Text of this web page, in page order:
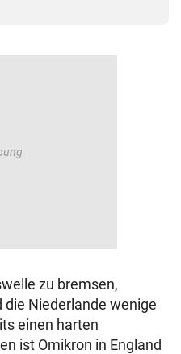
zu bremsen,
Niederlande wenige
einen harten
ist Omikron in England